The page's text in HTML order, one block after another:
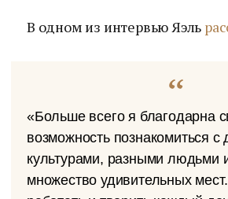
В одном из интервью Яэль
«Больше всего я благодарна
возможность познакомиться с
культурами, разными людьми
множество удивительных